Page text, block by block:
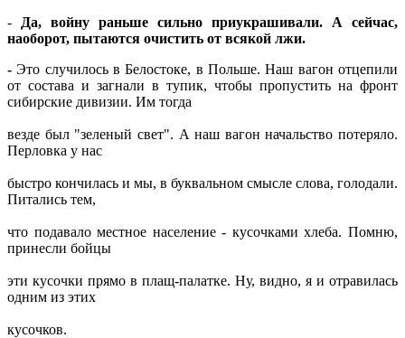
- Да, войну раньше сильно приукрашивали. А сейчас,
наоборот, пытаются очистить от всякой лжи.
- Это случилось в Белостоке, в Польше. Наш вагон отцепили
от состава и загнали в тупик, чтобы пропустить на фронт
сибирские дивизии. Им тогда
везде был "зеленый свет". А наш вагон начальство потеряло.
Перловка у нас
быстро кончилась и мы, в буквальном смысле слова, голодали.
Питались тем,
что подавало местное население - кусочками хлеба. Помню,
принесли бойцы
эти кусочки прямо в плащ-палатке. Ну, видно, я и отравилась
одним из этих
кусочков.